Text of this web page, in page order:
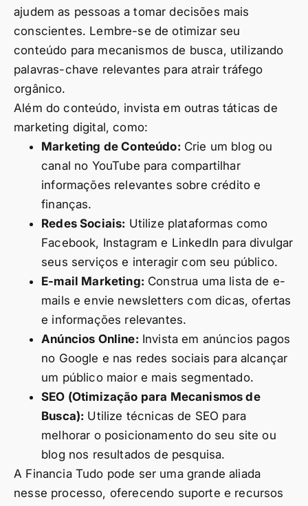
ajudem as pessoas a tomar decisões mais
conscientes. Lembre-se de otimizar seu
conteúdo para mecanismos de busca, utilizando
palavras-chave relevantes para atrair tráfego
orgânico.
Além do conteúdo, invista em outras táticas de
marketing digital, como:
Marketing de Conteúdo: Crie um blog ou
canal no YouTube para compartilhar
informações relevantes sobre crédito e
finanças.
Redes Sociais: Utilize plataformas como
Facebook, Instagram e LinkedIn para divulgar
seus serviços e interagir com seu público.
E-mail Marketing: Construa uma lista de e-
mails e envie newsletters com dicas, ofertas
e informações relevantes.
Anúncios Online: Invista em anúncios pagos
no Google e nas redes sociais para alcançar
um público maior e mais segmentado.
SEO (Otimização para Mecanismos de
Busca): Utilize técnicas de SEO para
melhorar o posicionamento do seu site ou
blog nos resultados de pesquisa.
A Financia Tudo pode ser uma grande aliada
nesse processo, oferecendo suporte e recursos